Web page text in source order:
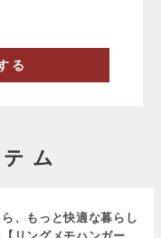
る
ム
、もっと快適な暮らし